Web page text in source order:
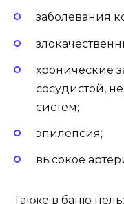
заболевания
хронические
сосудистой,
систем;
эпилепсия;
высокое
Также в баню